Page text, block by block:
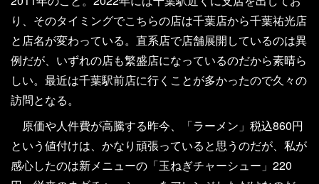
り、そのタイミングでこちらの店は千葉店から千葉祐光店
と店名が変わっている。直系店で店舗展開しているのは異
例だが、いずれの店も繁盛店になっているのだから素晴ら
しい。最近は千葉駅前店に行くことが多かったので久々の
訪問となる。
原価や人件費が高騰する昨今、「ラーメン」税込860円
という値付けは、かなり頑張っていると思うのだが、私が
感心したのは新メニューの「玉ねぎチャーシュー」220